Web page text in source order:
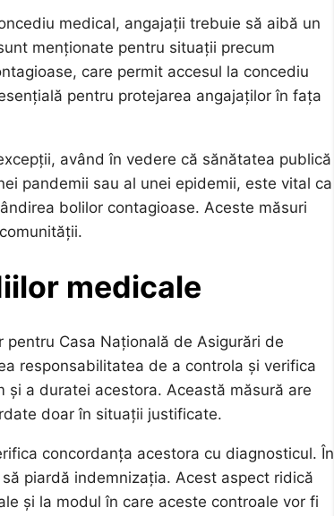
medical, angajații trebuie să aibă un
menționate pentru situații precum
care permit accesul la concediu
pentru protejarea angajaților în fața
având în vedere că sănătatea publică
pandemii sau al unei epidemii, este vital ca
bolilor contagioase. Aceste măsuri
medicale
Casa Națională de Asigurări de
responsabilitatea de a controla și verifica
a duratei acestora. Această măsură are
doar în situații justificate.
concordanța acestora cu diagnosticul. În
piardă indemnizația. Acest aspect ridică
și la modul în care aceste controale vor fi